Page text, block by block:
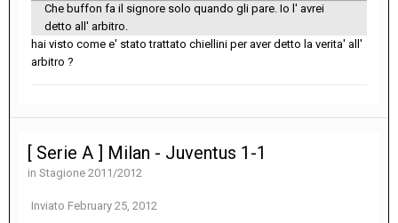
Che buffon fa il signore solo quando gli pare. Io l' avrei
detto all' arbitro.
hai visto come e' stato trattato chiellini per aver detto la verita' all'
arbitro ?
[ Serie A ] Milan - Juventus 1-1
in Stagione 2011/2012
Inviato February 25, 2012